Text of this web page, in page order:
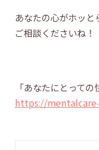
あなたの心がホッ
ご相談くださいね！
「あなたにとっての
https://